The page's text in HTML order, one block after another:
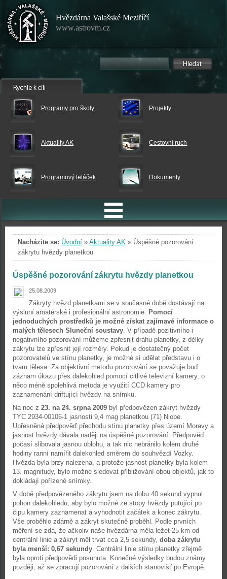
Hvězdárna Valašské Meziříčí
www.astrovm.cz
Programy pro školy Projekty
Aktuality AK Cestovní ruch
Programový letáček Dokumenty
Nacházíte se: Úvodní » Aktuality AK » Úspěšné pozorování
zákrytu hvězdy planetkou
Úspěšné pozorování zákrytu hvězdy planetkou
25.08.2009
Zákryty hvězd planetkami se v současné době dostávají na
výsluní amatérské i profesionální astronomie. Pomocí
jednoduchých prostředků je možné získat zajímavé informace o
malých tělesech Sluneční soustavy. V případě pozitivního i
negativního pozorování můžeme zpřesnit dráhu planetky, z délky
zákrytu lze zpřesnit její rozměry. Pokud je dostatečný počet
pozorovatelů ve stínu planetky, je možné si udělat představu i o
tvaru tělesa. Za objektivní metodu pozorování se považuje buď
záznam úkazu přes dalekohled pomocí citlivé televizní kamery, o
něco méně spolehlivá metoda je využití CCD kamery pro
zaznamenání driftující hvězdy na snímku.
Na noc z 23. na 24. srpna 2009 byl předpovězen zákryt hvězdy
TYC 2934-00106-1 jasnosti 9,4 mag planetkou (71) Niobe.
Upřesněná předpověď přechodu stínu planetky přes území Moravy a
jasnost hvězdy dávala naději na úspěšné pozorování. Předpověď
počasí slibovala jasnou oblohu, a tak nic nebránilo kolem druhé
hodiny ranní namířit dalekohled směrem do souhvězdí Vozky.
Hvězda byla brzy nalezena, a protože jasnost planetky byla kolem
13. magnitudy, bylo možné sledovat přibližování obou objektů, jak to
dokládají pořízené snímky.
V době předpovězeného zákrytu jsem na dobu 40 sekund vypnul
pohon dalekohledu, aby bylo možné ze stopy hvězdy putující po
čipu kamery zaznamenat a vyhodnotit začátek a konec zákrytu.
Vše proběhlo zdárně a zákryt skutečně proběhl. Podle prvních
měření se zdá, že ačkoliv naše hvězdárna měla ležet 25 km od
centrální linie a zákryt měl trvat cca 2,5 sekundy, doba zákrytu
byla menší: 0,67 sekundy. Centrální linie stínu planetky zřejmě
byla oproti předpovědi posunuta. Konečné výsledky budou známy
později, až se zpracují pozorování z dalších stanovišť po Evropě.